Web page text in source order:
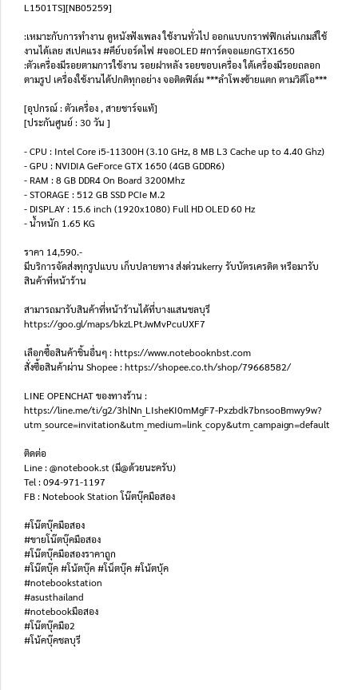
L1501TS][NB05259]
:เหมาะกับการทำงาน ดูหนังฟังเพลง ใช้งานทั่วไป ออกแบบกราฟฟิกเล่นเกมส์ใช้
งานได้เลย สเปคแรง #คีย์บอร์ดไฟ #จอOLED #การ์ดจอแยกGTX1650
:ตัวเครื่องมีรอยตามการใช้งาน รอยฝาหลัง รอยขอบเครื่อง ใต้เครื่องมีรอยถลอก
ตามรูป เครื่องใช้งานได้ปกติทุกอย่าง จอติดฟิล์ม ***ลำโพงซ้ายแตก ตามวิดีโอ***
[อุปกรณ์ : ตัวเครื่อง , สายชาร์จแท้]
[ประกันศูนย์ : 30 วัน ]
- CPU : Intel Core i5-11300H (3.10 GHz, 8 MB L3 Cache up to 4.40 Ghz)
- GPU : NVIDIA GeForce GTX 1650 (4GB GDDR6)
- RAM : 8 GB DDR4 On Board 3200Mhz
- STORAGE : 512 GB SSD PCIe M.2
- DISPLAY : 15.6 inch (1920x1080) Full HD OLED 60 Hz
- น้ำหนัก 1.65 KG
ราคา 14,590.-
มีบริการจัดส่งทุกรูปแบบ เก็บปลายทาง ส่งด่วนkerry รับบัตรเครดิต หรือมารับ
สินค้าที่หน้าร้าน
สามารถมารับสินค้าที่หน้าร้านได้ที่บางแสนชลบุรี
https://goo.gl/maps/bkzLPtJwMvPcuUXF7
เลือกซื้อสินค้าชิ้นอื่นๆ : https://www.notebooknbst.com
สั่งซื้อสินค้าผ่าน Shopee : https://shopee.co.th/shop/79668582/
LINE OPENCHAT ของทางร้าน :
https://line.me/ti/g2/3hlNn_LIsheKI0mMgF7-Pxzbdk7bnsooBmwy9w?
utm_source=invitation&utm_medium=link_copy&utm_campaign=default
ติดต่อ
Line : @notebook.st (มี@ด้วยนะครับ)
Tel : 094-971-1197
FB : Notebook Station โน๊ตบุ๊คมือสอง
#โน๊ตบุ๊คมือสอง
#ขายโน๊ตบุ๊คมือสอง
#โน๊ตบุ๊คมือสองราคาถูก
#โน๊ตบุ๊ค #โน้ตบุ๊ค #โน็ตบุ๊ค #โน้ตบุ้ค
#notebookstation
#asusthailand
#notebookมือสอง
#โน๊ตบุ๊คมือ2
#โน้คบุ๊คชลบุรี